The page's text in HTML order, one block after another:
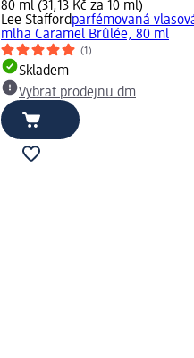
80 ml (31,13 Kč za 10 ml)
Lee Staffordparfémovaná
mlha Caramel Brûlée, 80 ml
(1)
Skladem
Vybrat prodejnu dm